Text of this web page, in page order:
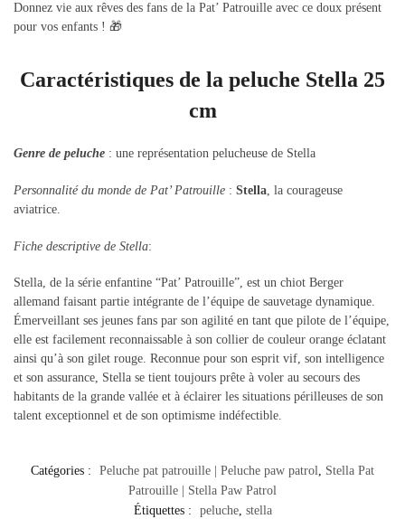
Donnez vie aux rêves des fans de la Pat’ Patrouille avec ce doux présent
pour vos enfants ! 🎁
Caractéristiques de la peluche Stella 25
cm
Genre de peluche : une représentation pelucheuse de Stella
Personnalité du monde de Pat’ Patrouille : Stella , la courageuse
aviatrice.
Fiche descriptive de Stella:
Stella, de la série enfantine “Pat’ Patrouille”, est un chiot Berger
allemand faisant partie intégrante de l’équipe de sauvetage dynamique.
Émerveillant ses jeunes fans par son agilité en tant que pilote de l’équipe,
elle est facilement reconnaissable à son collier de couleur orange éclatant
ainsi qu’à son gilet rouge. Reconnue pour son esprit vif, son intelligence
et son assurance, Stella se tient toujours prête à voler au secours des
habitants de la grande vallée et à éclairer les situations périlleuses de son
talent exceptionnel et de son optimisme indéfectible.
Catégories : Peluche pat patrouille | Peluche paw patrol, Stella Pat
Patrouille | Stella Paw Patrol
Étiquettes :
peluche, stella